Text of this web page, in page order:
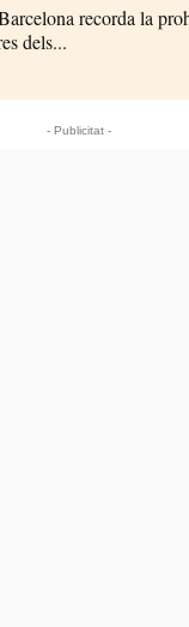
recorda la
dels...
- Publicitat -